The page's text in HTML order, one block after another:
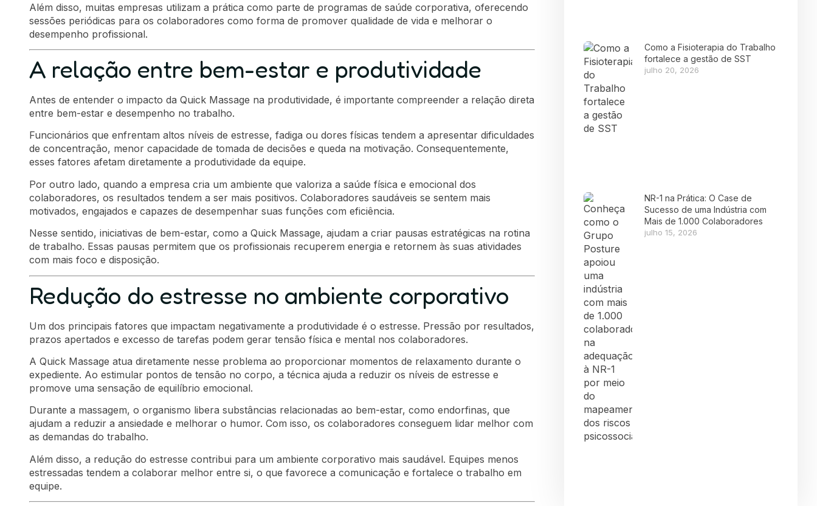
Além disso, muitas empresas utilizam a prática como parte de programas de saúde corporativa, oferecendo
sessões periódicas para os colaboradores como forma de promover qualidade de vida e melhorar o
desempenho profissional.
A relação entre bem-estar e produtividade
Antes de entender o impacto da Quick Massage na produtividade, é importante compreender a relação direta
entre bem-estar e desempenho no trabalho.
Funcionários que enfrentam altos níveis de estresse, fadiga ou dores físicas tendem a apresentar dificuldades
de concentração, menor capacidade de tomada de decisões e queda na motivação. Consequentemente,
esses fatores afetam diretamente a produtividade da equipe.
Por outro lado, quando a empresa cria um ambiente que valoriza a saúde física e emocional dos
colaboradores, os resultados tendem a ser mais positivos. Colaboradores saudáveis se sentem mais
motivados, engajados e capazes de desempenhar suas funções com eficiência.
Nesse sentido, iniciativas de bem-estar, como a Quick Massage, ajudam a criar pausas estratégicas na rotina
de trabalho. Essas pausas permitem que os profissionais recuperem energia e retornem às suas atividades
com mais foco e disposição.
Redução do estresse no ambiente corporativo
Um dos principais fatores que impactam negativamente a produtividade é o estresse. Pressão por resultados,
prazos apertados e excesso de tarefas podem gerar tensão física e mental nos colaboradores.
A Quick Massage atua diretamente nesse problema ao proporcionar momentos de relaxamento durante o
expediente. Ao estimular pontos de tensão no corpo, a técnica ajuda a reduzir os níveis de estresse e
promove uma sensação de equilíbrio emocional.
Durante a massagem, o organismo libera substâncias relacionadas ao bem-estar, como endorfinas, que
ajudam a reduzir a ansiedade e melhorar o humor. Com isso, os colaboradores conseguem lidar melhor com
as demandas do trabalho.
Além disso, a redução do estresse contribui para um ambiente corporativo mais saudável. Equipes menos
estressadas tendem a colaborar melhor entre si, o que favorece a comunicação e fortalece o trabalho em
equipe.
Como a Fisioterapia do Trabalho
fortalece a gestão de SST
julho 20, 2026
NR-1 na Prática: O Case de
Sucesso de uma Indústria com
Mais de 1.000 Colaboradores
julho 15, 2026